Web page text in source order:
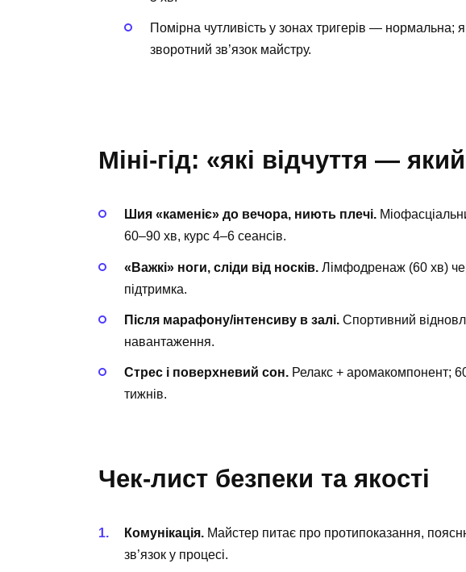
Помірна чутливість у зонах тригерів —
зворотний зв’язок майстру.
Міні-гід: «які відчуття —
Шия «каменіє» до вечора, ниють плечі.
60–90 хв, курс 4–6 сеансів.
«Важкі» ноги, сліди від носків. Лімфодренаж (60 хв)
підтримка.
Після марафону/інтенсиву в залі. Спортивний
навантаження.
Стрес і поверхневий сон. Релакс + аромакомпонент;
тижнів.
Чек-лист безпеки та якості
Комунікація. Майстер питає про протипоказання,
зв’язок у процесі.